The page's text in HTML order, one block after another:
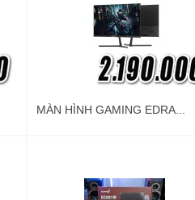
MÀN HÌNH GAMING EDRA...